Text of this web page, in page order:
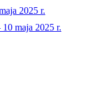
2025 r.
maja 2025 r.